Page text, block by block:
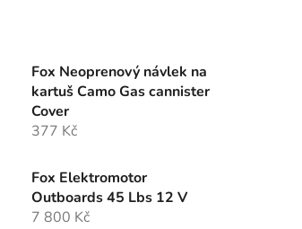
Fox Neoprenový návlek na
kartuš Camo Gas cannister
Cover
377 Kč
Fox Elektromotor
Outboards 45 Lbs 12 V
7 800 Kč